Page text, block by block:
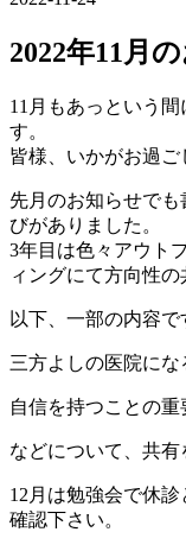
2022年11月
11月もあっという
す。
皆様、いかがお過ご
先月のお知らせで
びがありました。
3年目は色々アウト
ィングにて方向性の
以下、一部の内容で
三方よしの医院にな
自信を持つことの重
などについて、共有
12月は勉強会で休
確認下さい。